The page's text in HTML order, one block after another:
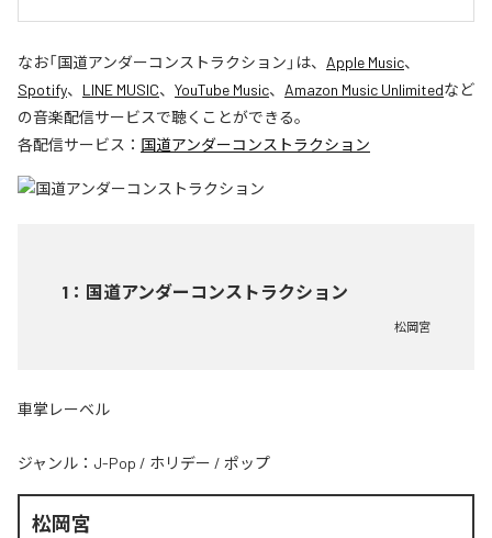
なお「国道アンダーコンストラクション 」は、 Apple Music、
Spotify、 LINE MUSIC、 YouTube Music、 Amazon Music Unlimitedなど
の音楽配信サービスで聴くことができる。
各配信サービス： 国道アンダーコンストラクション
1 ： 国道アンダーコンストラクション
松岡宮
車掌レーベル
ジャンル： J-Pop / ホリデー / ポップ
松岡宮